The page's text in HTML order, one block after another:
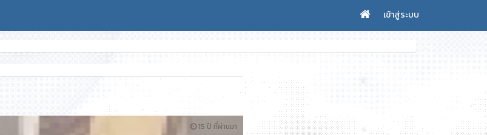
เข้าสู่ระบบ
15 ปี ที่ผ่านมา